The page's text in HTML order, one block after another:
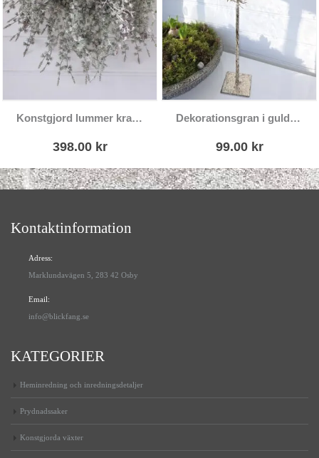
Konstgjord lummer krans med snö
398.00 kr
Dekorationsgran i guld med glitter
99.00 kr
Kontaktinformation
Adress:
Marklundavägen 5, 283 42 Osby
Email:
info@blickfang.se
KATEGORIER
Heminredning och inredningsdetaljer
Prydnadssaker
Konstgjorda växter